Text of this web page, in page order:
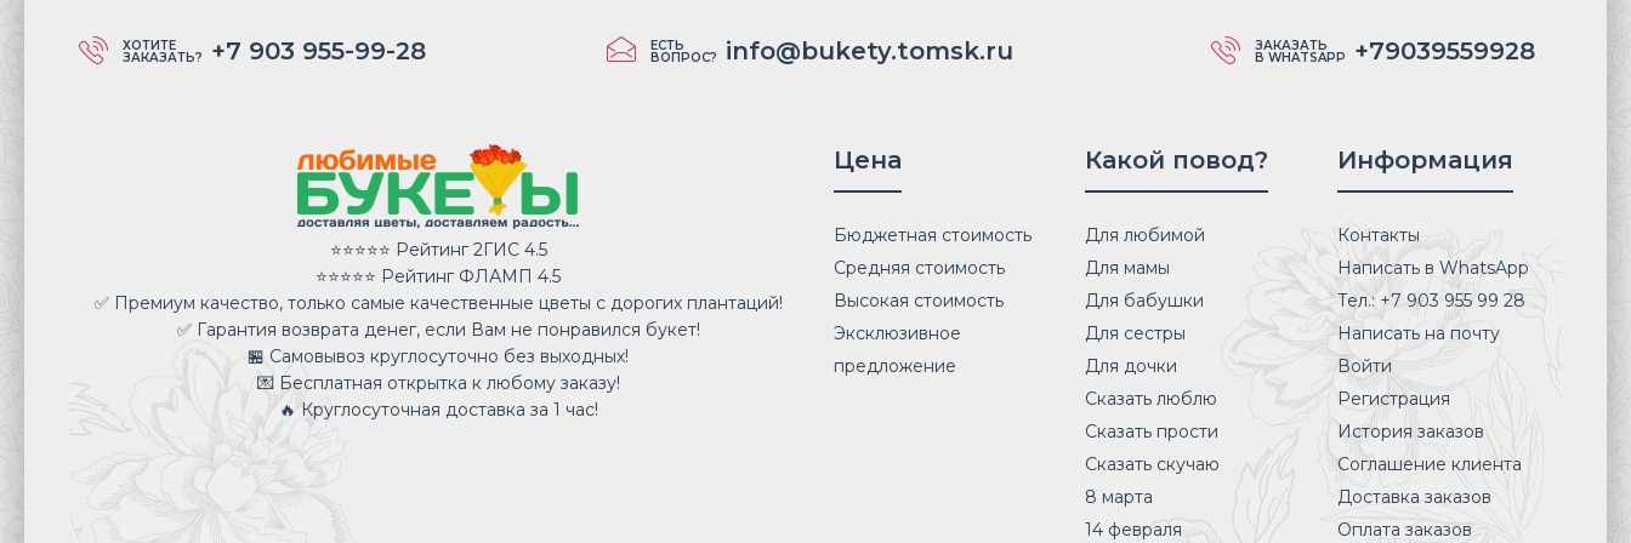
ХОТИТЕ
ЗАКАЗАТЬ? +7 903 955-99-28 ЕСТЬ
ВОПРОС? info@bukety.tomsk.ru ЗАКАЗАТЬ
В WHATSAPP +79039559928
⭐⭐⭐⭐⭐ Рейтинг 2ГИС 4.5
⭐⭐⭐⭐⭐ Рейтинг ФЛАМП 4.5
✅ Премиум качество, только самые качественные цветы с дорогих плантаций!
✅ Гарантия возврата денег, если Вам не понравился букет!
🏪 Самовывоз круглосуточно без выходных!
💌 Бесплатная открытка к любому заказу!
🔥 Круглосуточная доставка за 1 час!
Цена
Бюджетная стоимость
Средняя стоимость
Высокая стоимость
Эксклюзивное
предложение
Какой повод?
Для любимой
Для мамы
Для бабушки
Для сестры
Для дочки
Сказать люблю
Сказать прости
Сказать скучаю
8 марта
14 февраля
Информация
Контакты
Написать в WhatsApp
Тел.: +7 903 955 99 28
Написать на почту
Войти
Регистрация
История заказов
Соглашение клиента
Доставка заказов
Оплата заказов